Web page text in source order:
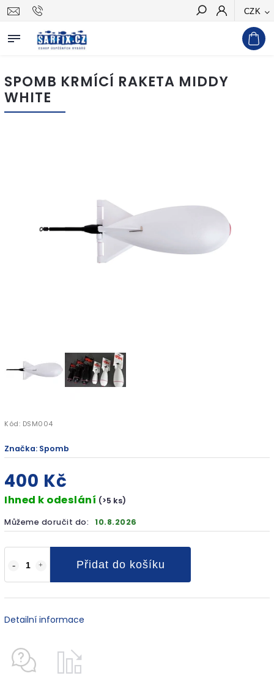
CZK
Hledat
SPOMB KRMÍCÍ RAKETA MIDDY
WHITE
Kód: DSM004
Značka: Spomb
400 Kč
Ihned k odeslání (>5 ks)
Můžeme doručit do: 10.8.2026
Přidat do košíku
Detailní informace